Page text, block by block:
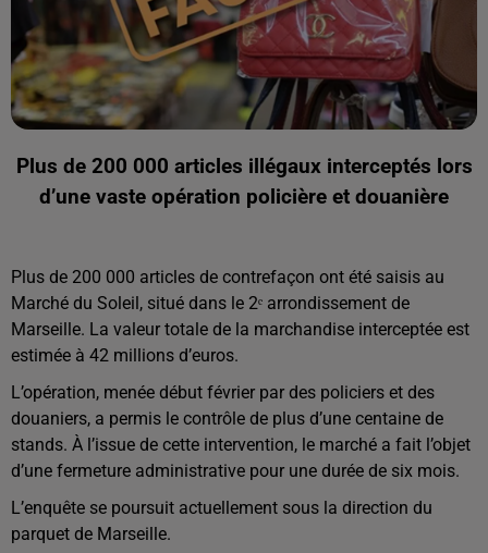
Plus de 200 000 articles illégaux interceptés lors
d’une vaste opération policière et douanière
Plus de 200 000 articles de contrefaçon ont été saisis au
Marché du Soleil, situé dans le 2ᵉ arrondissement de
Marseille. La valeur totale de la marchandise interceptée est
estimée à 42 millions d’euros.
L’opération, menée début février par des policiers et des
douaniers, a permis le contrôle de plus d’une centaine de
stands. À l’issue de cette intervention, le marché a fait l’objet
d’une fermeture administrative pour une durée de six mois.
L’enquête se poursuit actuellement sous la direction du
parquet de Marseille.